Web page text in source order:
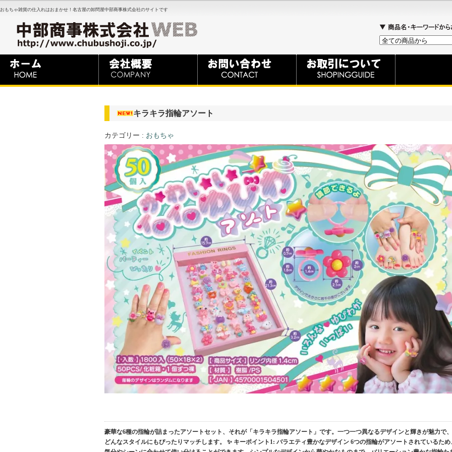
おもちゃ雑貨の仕入れはおまかせ！名古屋の卸問屋中部商事株式会社のサイトです
キラキラ指輪アソート
カテゴリー : おもちゃ
豪華な6種の指輪が詰まったアソートセット、それが「キラキラ指輪アソート」です。一つ一つ異なるデザインと輝きが魅力で、
どんなスタイルにもぴったりマッチします。 ✨ キーポイント1: バラエティ豊かなデザイン 6つの指輪がアソートされているため